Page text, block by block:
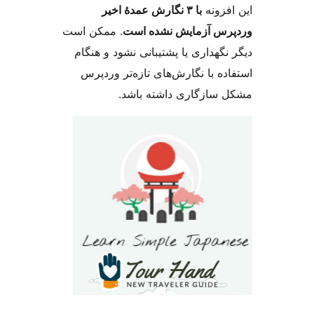
با ۳ نگارش عمدهٔ اخیر
آزمایش نشده است. ممکن است
یا پشتیبانی نشود و هنگام
با نگارش‌های تازه‌تر وردپرس
داشته باشد.